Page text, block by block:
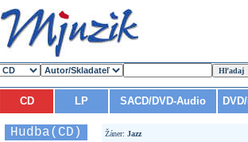
CD LP SACD/DVD-Audio
Hudba(CD) Žáner: Jazz